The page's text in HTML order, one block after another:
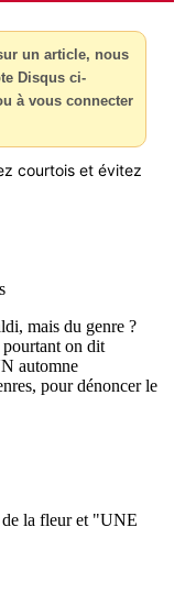
un article, nous
Disqus ci-
à vous connecter
courtois et évitez